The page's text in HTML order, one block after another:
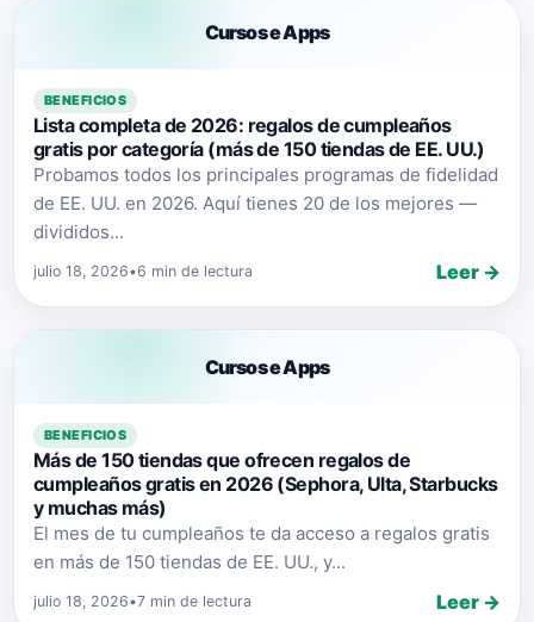
Cursos e Apps
BENEFICIOS
Lista completa de 2026: regalos de cumpleaños
gratis por categoría (más de 150 tiendas de EE. UU.)
Probamos todos los principales programas de fidelidad
de EE. UU. en 2026. Aquí tienes 20 de los mejores —
divididos...
julio 18, 2026•6 min de lectura Leer →
Cursos e Apps
BENEFICIOS
Más de 150 tiendas que ofrecen regalos de
cumpleaños gratis en 2026 (Sephora, Ulta, Starbucks
y muchas más)
El mes de tu cumpleaños te da acceso a regalos gratis
en más de 150 tiendas de EE. UU., y...
julio 18, 2026•7 min de lectura Leer →